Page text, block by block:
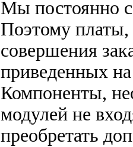
Мы постоянно
Поэтому
совершения
приведенных
Компоненты,
модулей не
преобретать